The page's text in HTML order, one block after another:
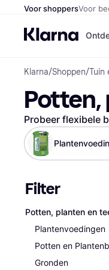
Voor shoppersVoor
Klarna/Shoppen/Tuin
Potten,
Probeer flexibele
Filter
Potten, planten en
Plantenvoedingen
Potten en
Gronden